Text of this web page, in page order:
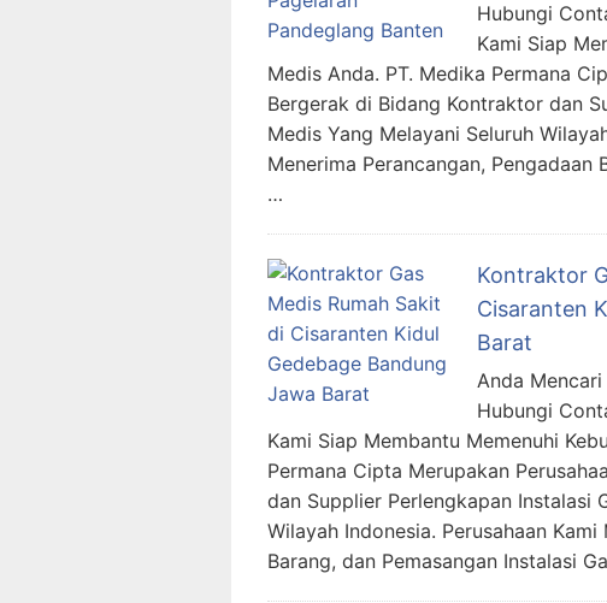
Hubungi
Kami Siap
Medis Anda. PT. Medika Permana
Bergerak di Bidang Kontraktor dan
Medis Yang Melayani Seluruh
Menerima Perancangan, Pengadaan
…
Kontraktor
Cisaranten
Barat
Anda
Hubungi
Kami Siap Membantu Memenuhi
Permana Cipta Merupakan
dan Supplier Perlengkapan Instalasi
Wilayah Indonesia. Perusahaan
Barang, dan Pemasangan Instalasi